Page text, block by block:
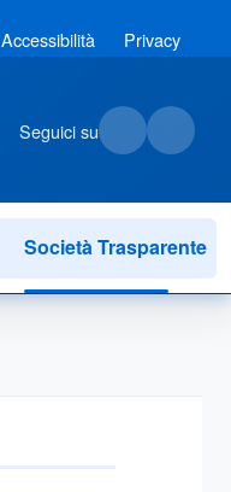
Accessibilità Privacy
Seguici su
Società Trasparente